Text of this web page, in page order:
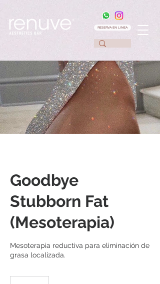
RESERVA EN LINEA
Goodbye
Stubborn Fat
(Mesoterapia)
Mesoterapia reductiva para eliminación de
grasa localizada.